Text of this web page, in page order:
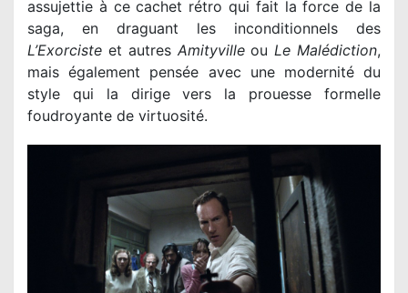
assujettie à ce cachet rétro qui fait la force de la
saga, en draguant les inconditionnels des
L’Exorciste et autres AmityvilleouLe Malédiction,
mais également pensée avec une modernité du
style qui la dirige vers la prouesse formelle
foudroyante de virtuosité.